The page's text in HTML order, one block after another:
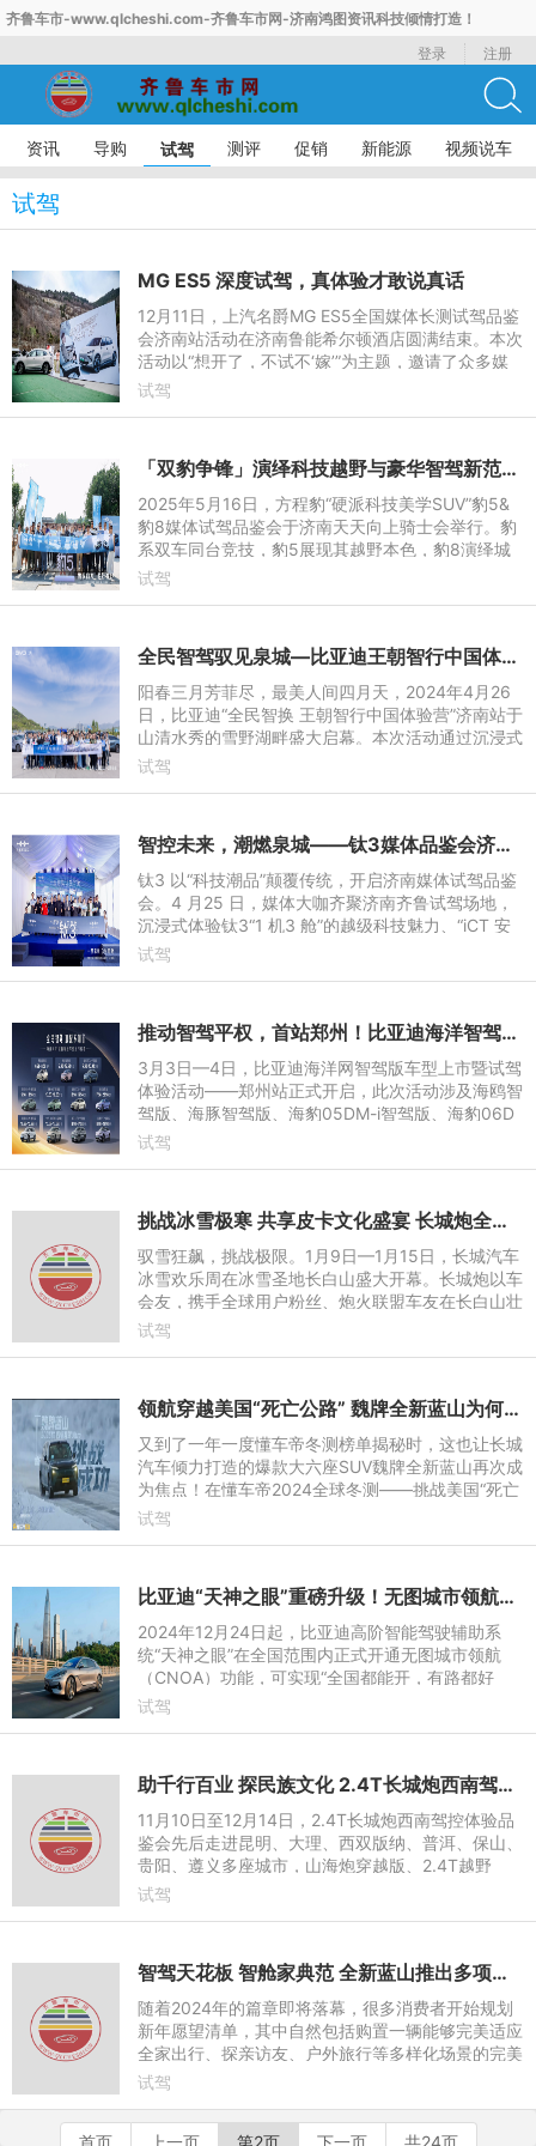
齐鲁车市-www.qlcheshi.com-齐鲁车市网-济南鸿图资讯科技倾情打造！
登录
注册
资讯 导购 试驾 测评 促销 新能源 视频说车
试驾
MG ES5 深度试驾，真体验才敢说真话
12月11日，上汽名爵MG ES5全国媒体长测试驾品鉴
会济南站活动在济南鲁能希尔顿酒店圆满结束。本次
活动以“想开了，不试不‘嫁’”为主题，邀请了众多媒
体朋友参与，共同体验MG ES5的舒适驾乘，不仅展
试驾
「双豹争锋」演绎科技越野与豪华智驾新范式，见证豹力美学在济南绽放
2025年5月16日，方程豹“硬派科技美学SUV”豹5&
豹8媒体试驾品鉴会于济南天天向上骑士会举行。豹
系双车同台竞技，豹5展现其越野本色，豹8演绎城
市智驾，从动力到配置、从操控到豪华，为济南媒体
试驾
全民智驾驭见泉城—比亚迪王朝智行中国体验营济南站圆满落幕
阳春三月芳菲尽，最美人间四月天，2024年4月26
日，比亚迪“全民智换 王朝智行中国体验营”济南站于
山清水秀的雪野湖畔盛大启幕。本次活动通过沉浸式
道路试驾、高阶智能泊车挑战、深度技术解析等多元
试驾
智控未来，潮燃泉城——钛3媒体品鉴会济南站集结媒体大咖共鉴科技新章
钛3 以“科技潮品”颠覆传统，开启济南媒体试驾品鉴
会。4 月25 日，媒体大咖齐聚济南齐鲁试驾场地，
沉浸式体验钛3“1 机3 舱”的越级科技魅力、“iCT 安
全三件套”的全维守护，以及“E+2C 智能三件套”的极
试驾
推动智驾平权，首站郑州！比亚迪海洋智驾版车型上市暨试驾体验正式来袭
3月3日—4日，比亚迪海洋网智驾版车型上市暨试驾
体验活动——郑州站正式开启，此次活动涉及海鸥智
驾版、海豚智驾版、海豹05DM-i智驾版、海豹06D
M-i智驾版、宋PLUS智驾版等11款车型，进一步加速
试驾
挑战冰雪极寒 共享皮卡文化盛宴 长城炮全性能家族征战长白山
驭雪狂飙，挑战极限。1月9日—1月15日，长城汽车
冰雪欢乐周在冰雪圣地长白山盛大开幕。长城炮以车
会友，携手全球用户粉丝、炮火联盟车友在长白山壮
美画卷间，驭冰踏雪、越野竞技，以强悍性能演绎中
试驾
领航穿越美国“死亡公路” 魏牌全新蓝山为何如此勇？
又到了一年一度懂车帝冬测榜单揭秘时，这也让长城
汽车倾力打造的爆款大六座SUV魏牌全新蓝山再次成
为焦点！在懂车帝2024全球冬测——挑战美国“死亡
公路”极限测试中，魏牌全新蓝山从超10余款热门车
试驾
比亚迪“天神之眼”重磅升级！无图城市领航（CNOA）功能全国开通！
2024年12月24日起，比亚迪高阶智能驾驶辅助系
统“天神之眼”在全国范围内正式开通无图城市领航
（CNOA）功能，可实现“全国都能开，有路都好
开”，不论是城区道路，还是乡间小路，都能为用户
试驾
助千行百业 探民族文化 2.4T长城炮西南驾控体验营玩转西南七城
11月10日至12月14日，2.4T长城炮西南驾控体验品
鉴会先后走进昆明、大理、西双版纳、普洱、保山、
贵阳、遵义多座城市，山海炮穿越版、2.4T越野
炮、2.4T乘用炮、2.4T商用炮等全性能家族实力车
试驾
智驾天花板 智舱家典范 全新蓝山推出多项限时福利，抢购正当时
随着2024年的篇章即将落幕，很多消费者开始规划
新年愿望清单，其中自然包括购置一辆能够完美适应
全家出行、探亲访友、户外旅行等多样化场景的完美
座驾。然而，市场上车型繁多，令人目不暇接，究竟
试驾
首页 上一页 第2页 下一页 共24页